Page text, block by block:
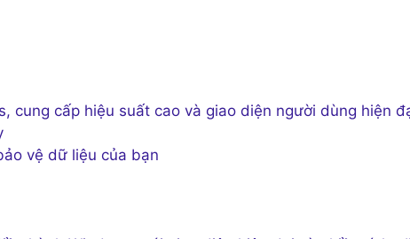
cung cấp hiệu suất cao và giao diện người dùng hiện
vệ dữ liệu của bạn